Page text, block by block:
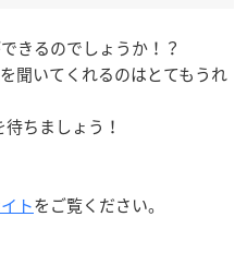
きるのでしょうか！？
聞いてくれるのはとてもうれ
ちましょう！
トをご覧ください。